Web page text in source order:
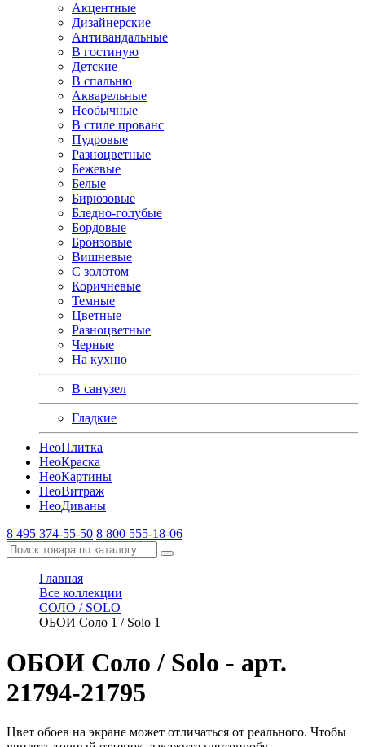
Акцентные
Дизайнерские
Антивандальные
В гостиную
Детские
В спальню
Акварельные
Необычные
В стиле прованс
Пудровые
Разноцветные
Бежевые
Белые
Бирюзовые
Бледно-голубые
Бордовые
Бронзовые
Вишневые
С золотом
Коричневые
Темные
Цветные
Разноцветные
Черные
На кухню
В санузел
Гладкие
НеоПлитка
НеоКраска
НеоКартины
НеоВитраж
НеоДиваны
8 495 374-55-50 8 800 555-18-06
Главная
Все коллекции
СОЛО / SOLO
ОБОИ Соло 1 / Solo 1
ОБОИ Соло / Solo - арт.
21794-21795
Цвет обоев на экране может отличаться от реального. Чтобы